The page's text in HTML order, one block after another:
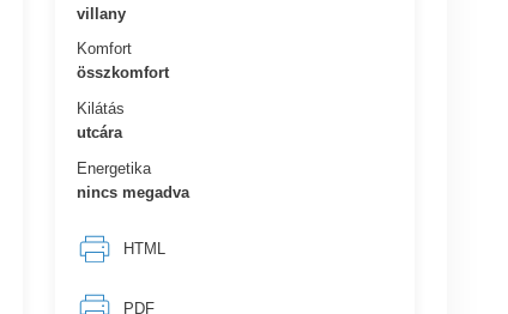
villany
Komfort
összkomfort
Kilátás
utcára
Energetika
nincs megadva
HTML
PDF